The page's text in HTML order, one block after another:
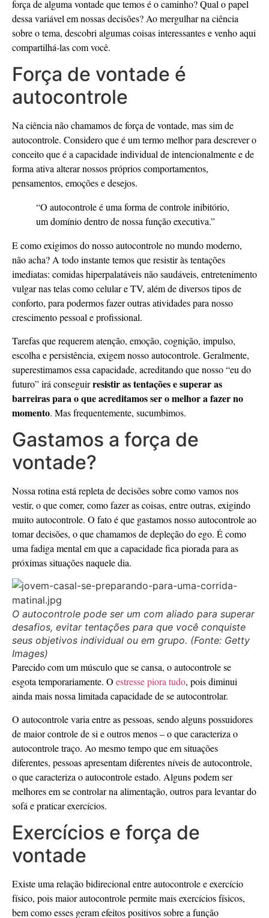
força de alguma vontade que temos é o caminho? Qual o papel
dessa variável em nossas decisões? Ao mergulhar na ciência
sobre o tema, descobri algumas coisas interessantes e venho aqui
compartilhá-las com você.
Força de vontade é
autocontrole
Na ciência não chamamos de força de vontade, mas sim de
autocontrole. Considero que é um termo melhor para descrever o
conceito que é a capacidade individual de intencionalmente e de
forma ativa alterar nossos próprios comportamentos,
pensamentos, emoções e desejos.
“O autocontrole é uma forma de controle inibitório,
um domínio dentro de nossa função executiva.”
E como exigimos do nosso autocontrole no mundo moderno,
não acha? A todo instante temos que resistir às tentações
imediatas: comidas hiperpalatáveis não saudáveis, entretenimento
vulgar nas telas como celular e TV, além de diversos tipos de
conforto, para podermos fazer outras atividades para nosso
crescimento pessoal e profissional.
Tarefas que requerem atenção, emoção, cognição, impulso,
escolha e persistência, exigem nosso autocontrole. Geralmente,
superestimamos essa capacidade, acreditando que nosso “eu do
futuro” irá conseguirresistir as tentações e superar as
barreiras para o que acreditamos ser o melhor a fazer no
momento. Mas frequentemente, sucumbimos.
Gastamos a força de
vontade?
Nossa rotina está repleta de decisões sobre como vamos nos
vestir, o que comer, como fazer as coisas, entre outras, exigindo
muito autocontrole. O fato é que gastamos nosso autocontrole ao
tomar decisões, o que chamamos de depleção do ego. É como
uma fadiga mental em que a capacidade fica piorada para as
próximas situações naquele dia.
O autocontrole pode ser um com aliado para superar
desafios, evitar tentações para que você conquiste
seus objetivos individual ou em grupo. (Fonte: Getty
Images)
Parecido com um músculo que se cansa, o autocontrole se
esgota temporariamente. O estresse piora tudo, pois diminui
ainda mais nossa limitada capacidade de se autocontrolar.
O autocontrole varia entre as pessoas, sendo alguns possuidores
de maior controle de si e outros menos – o que caracteriza o
autocontrole traço. Ao mesmo tempo que em situações
diferentes, pessoas apresentam diferentes níveis de autocontrole,
o que caracteriza o autocontrole estado. Alguns podem ser
melhores em se controlar na alimentação, outros para levantar do
sofá e praticar exercícios.
Exercícios e força de
vontade
Existe uma relação bidirecional entre autocontrole e exercício
físico, pois maior autocontrole permite mais exercícios físicos,
bem como esses geram efeitos positivos sobre a função